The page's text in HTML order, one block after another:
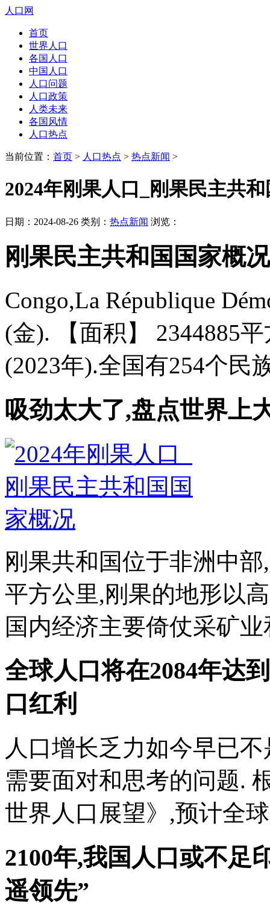
人口网
首页
世界人口
各国人口
中国人口
人口问题
人口政策
人类未来
各国风情
人口热点
当前位置： 首页 > 人口热点 > 热点新闻 >
2024年刚果人口_刚果民主共
日期：2024-08-26 类别： 热点新闻 浏览：
刚果民主共和国国家概况
Congo,La République
(金). 【面积】 2344885
(2023年).全国有254个民
吸劲太大了,盘点世界上
刚果共和国位于非洲中
平方公里,刚果的地形以
国内经济主要倚仗采矿
全球人口将在2084年达
口红利
人口增长乏力如今早已
需要面对和思考的问题.
世界人口展望》,预计全
2100年,我国人口或不足
遥领先”